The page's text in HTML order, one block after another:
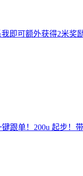
即可额外获得2米
跟单！200u 起步